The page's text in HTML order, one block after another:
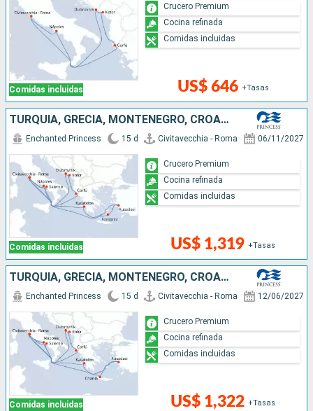
Comidas incluidas US$ 646 +Tasas
Crucero Premium
Cocina refinada
Comidas incluidas
TURQUÍA, GRECIA, MONTENEGRO, CROACIA, ITALIA
Comidas incluidas
Enchanted Princess 15 d Civitavecchia - Roma 06/11/2027
US$ 1,319 +Tasas
Crucero Premium
Cocina refinada
Comidas incluidas
TURQUÍA, GRECIA, MONTENEGRO, CROACIA, ITALIA
Comidas incluidas
Enchanted Princess 15 d Civitavecchia - Roma 12/06/2027
US$ 1,322 +Tasas
Crucero Premium
Cocina refinada
Comidas incluidas